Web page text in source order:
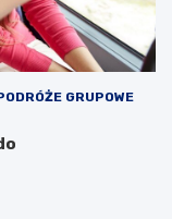
GRUPOWE